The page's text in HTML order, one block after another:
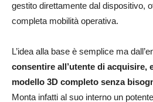
gestito direttamente dal dispositivo,
completa mobilità operativa.
L’idea alla base è semplice ma
consentire all’utente di acquisire,
modello 3D completo senza
Monta infatti al suo interno un